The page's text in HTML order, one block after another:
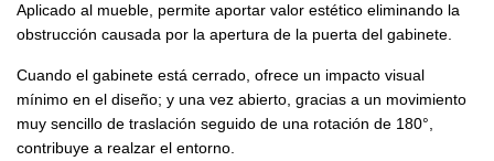
Aplicado al mueble, permite aportar valor estético eliminando la
obstrucción causada por la apertura de la puerta del gabinete.
Cuando el gabinete está cerrado, ofrece un impacto visual
mínimo en el diseño; y una vez abierto, gracias a un movimiento
muy sencillo de traslación seguido de una rotación de 180°,
contribuye a realzar el entorno.